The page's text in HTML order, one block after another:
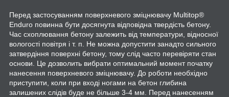
Перед застосуванням поверхневого зміцнювачу Multitop®
Enduro повинна бути досягнута відповідна твердість бетону.
Час схоплювання бетону залежить від температури, відносної
вологості повітря і т. п. Не можна допустити занадто сильного
затвердіння поверхні бетону, тому слід часто перевіряти стан
основи. Це дозволить вибрати оптимальний момент початку
нанесення поверхневого зміцнювачу. До роботи необхідно
приступити, коли при вході ногами на бетон глибина
залишених слідів буде не більше 3-4 мм. Перед нанесенням